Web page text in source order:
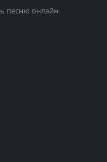
песню онлайн